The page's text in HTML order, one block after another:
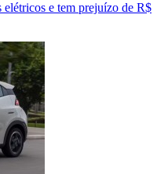
elétricos e tem prejuízo de R$